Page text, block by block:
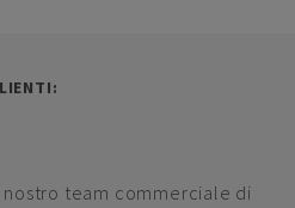
team commerciale di